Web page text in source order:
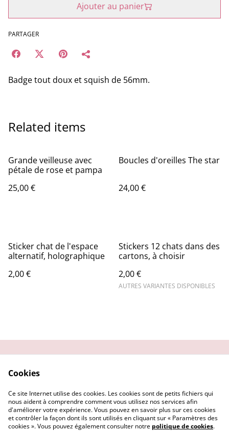
Ajouter au panier
PARTAGER
Badge tout doux et squish de 56mm.
Related items
Grande veilleuse avec
pétale de rose et pampa
25,00 €
Boucles d'oreilles The star
24,00 €
Sticker chat de l'espace
alternatif, holographique
2,00 €
Stickers 12 chats dans des
cartons, à choisir
2,00 €
AUTRES VARIANTES DISPONIBLES
Confidentialité
Demander un retour
Cookies
Cookies
Ce site Internet utilise des cookies. Les cookies sont de petits fichiers qui
nous aident à comprendre comment vous utilisez nos services afin
d'améliorer votre expérience. Vous pouvez en savoir plus sur ces cookies
et contrôler la façon dont ils sont utilisés en cliquant sur « Paramètres des
cookies ». Vous pouvez également consulter notre politique de cookies.